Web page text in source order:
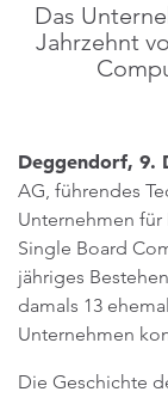
Das
Jahrzehnt
Deggendorf, 9.
AG, führendes
Unternehmen
Single Board
jähriges
damals 13
Unternehmen
Die Geschichte